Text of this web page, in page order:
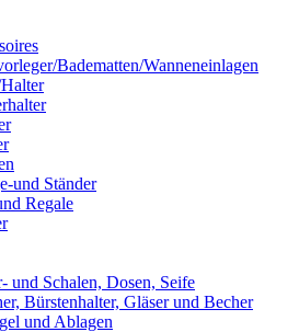
Badematten/Wanneneinlagen
und Ständer
Regale
und Schalen, Dosen, Seife
Bürstenhalter, Gläser und Becher
und Ablagen